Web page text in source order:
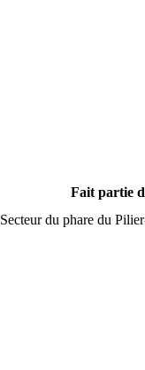
Fait partie
Secteur du phare du